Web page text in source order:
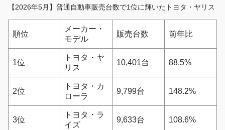
【2026年5月】普通自動車販売台数で1位に輝いたトヨタ・ヤリス
順位
メーカー・
モデル
販売台数 前年比
1位
トヨタ・ヤ
リス
10,401台 88.5%
2位
トヨタ・カ
ローラ
9,799台 148.2%
3位
トヨタ・ラ
イズ
9,633台 108.6%